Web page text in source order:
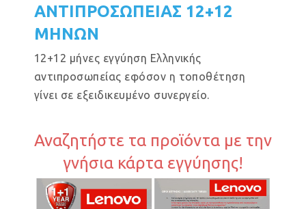
ΑΝΤΙΠΡΟΣΩΠΕΙΑΣ 12+12
ΜΗΝΩΝ
12+12 μήνες εγγύηση Ελληνικής
αντιπροσωπείας εφόσον η τοποθέτηση
γίνει σε εξειδικευμένο συνεργείο.
Αναζητήστε τα προϊόντα με την
γνήσια κάρτα εγγύησης!